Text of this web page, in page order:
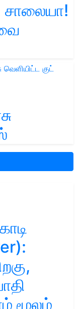
சாலையா!
மூலம்